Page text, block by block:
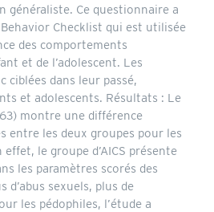
généraliste. Ce questionnaire a
Checklist qui est utilisée
des comportements
et de l’adolescent. Les
ciblées dans leur passé,
et adolescents. Résultats : Le
montre une différence
entre les deux groupes pour les
le groupe d’AICS présente
les paramètres scorés des
d’abus sexuels, plus de
les pédophiles, l’étude a